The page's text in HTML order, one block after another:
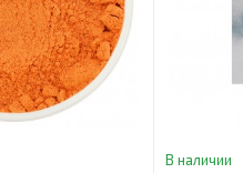
В наличии